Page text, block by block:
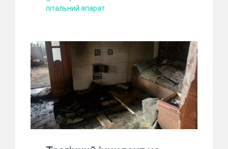
літальний апарат